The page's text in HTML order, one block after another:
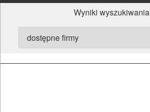
Wyniki wyszukiwania